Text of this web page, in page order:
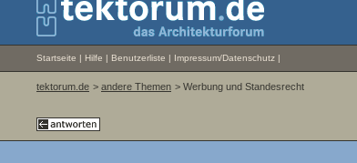
Startseite | Hilfe | Benutzerliste | Impressum/Datenschutz |
tektorum.de > andere Themen > Werbung und Standesrecht